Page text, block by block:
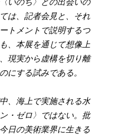
は、記者会見と、それ
トメントで説明するつ
、本展を通じて想像上
現実から虚構を切り離
にする試みである。
、海上で実施される水
・ゼロ〉ではない。批
日の美術業界に生きる